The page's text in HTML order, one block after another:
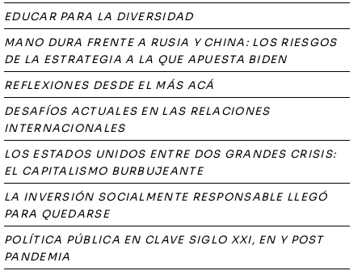
EDUCAR PARA LA DIVERSIDAD
MANO DURA FRENTE A RUSIA Y CHINA: LOS RIESGOS
DE LA ESTRATEGIA A LA QUE APUESTA BIDEN
REFLEXIONES DESDE EL MÁS ACÁ
DESAFÍOS ACTUALES EN LAS RELACIONES
INTERNACIONALES
LOS ESTADOS UNIDOS ENTRE DOS GRANDES CRISIS:
EL CAPITALISMO BURBUJEANTE
LA INVERSIÓN SOCIALMENTE RESPONSABLE LLEGÓ
PARA QUEDARSE
POLÍTICA PÚBLICA EN CLAVE SIGLO XXI, EN Y POST
PANDEMIA